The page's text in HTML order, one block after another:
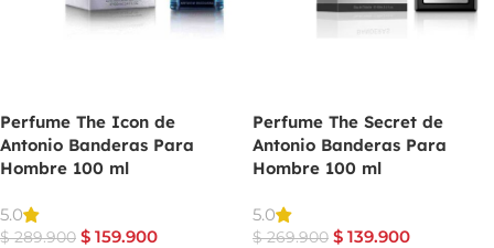
Perfume The Icon de
Antonio Banderas Para
Hombre 100 ml
5.0
$289.900 $ 159.900
Perfume The Secret de
Antonio Banderas Para
Hombre 100 ml
5.0
$269.900 $ 139.900